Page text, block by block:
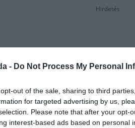
- Do Not Process My Personal
out of the sale, sharing to third
for targeted advertising by us,
Please note that after your opt-
interest-based ads based on personal
Hirdetés